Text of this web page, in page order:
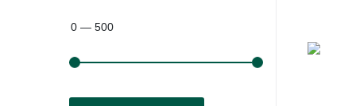
0 — 500